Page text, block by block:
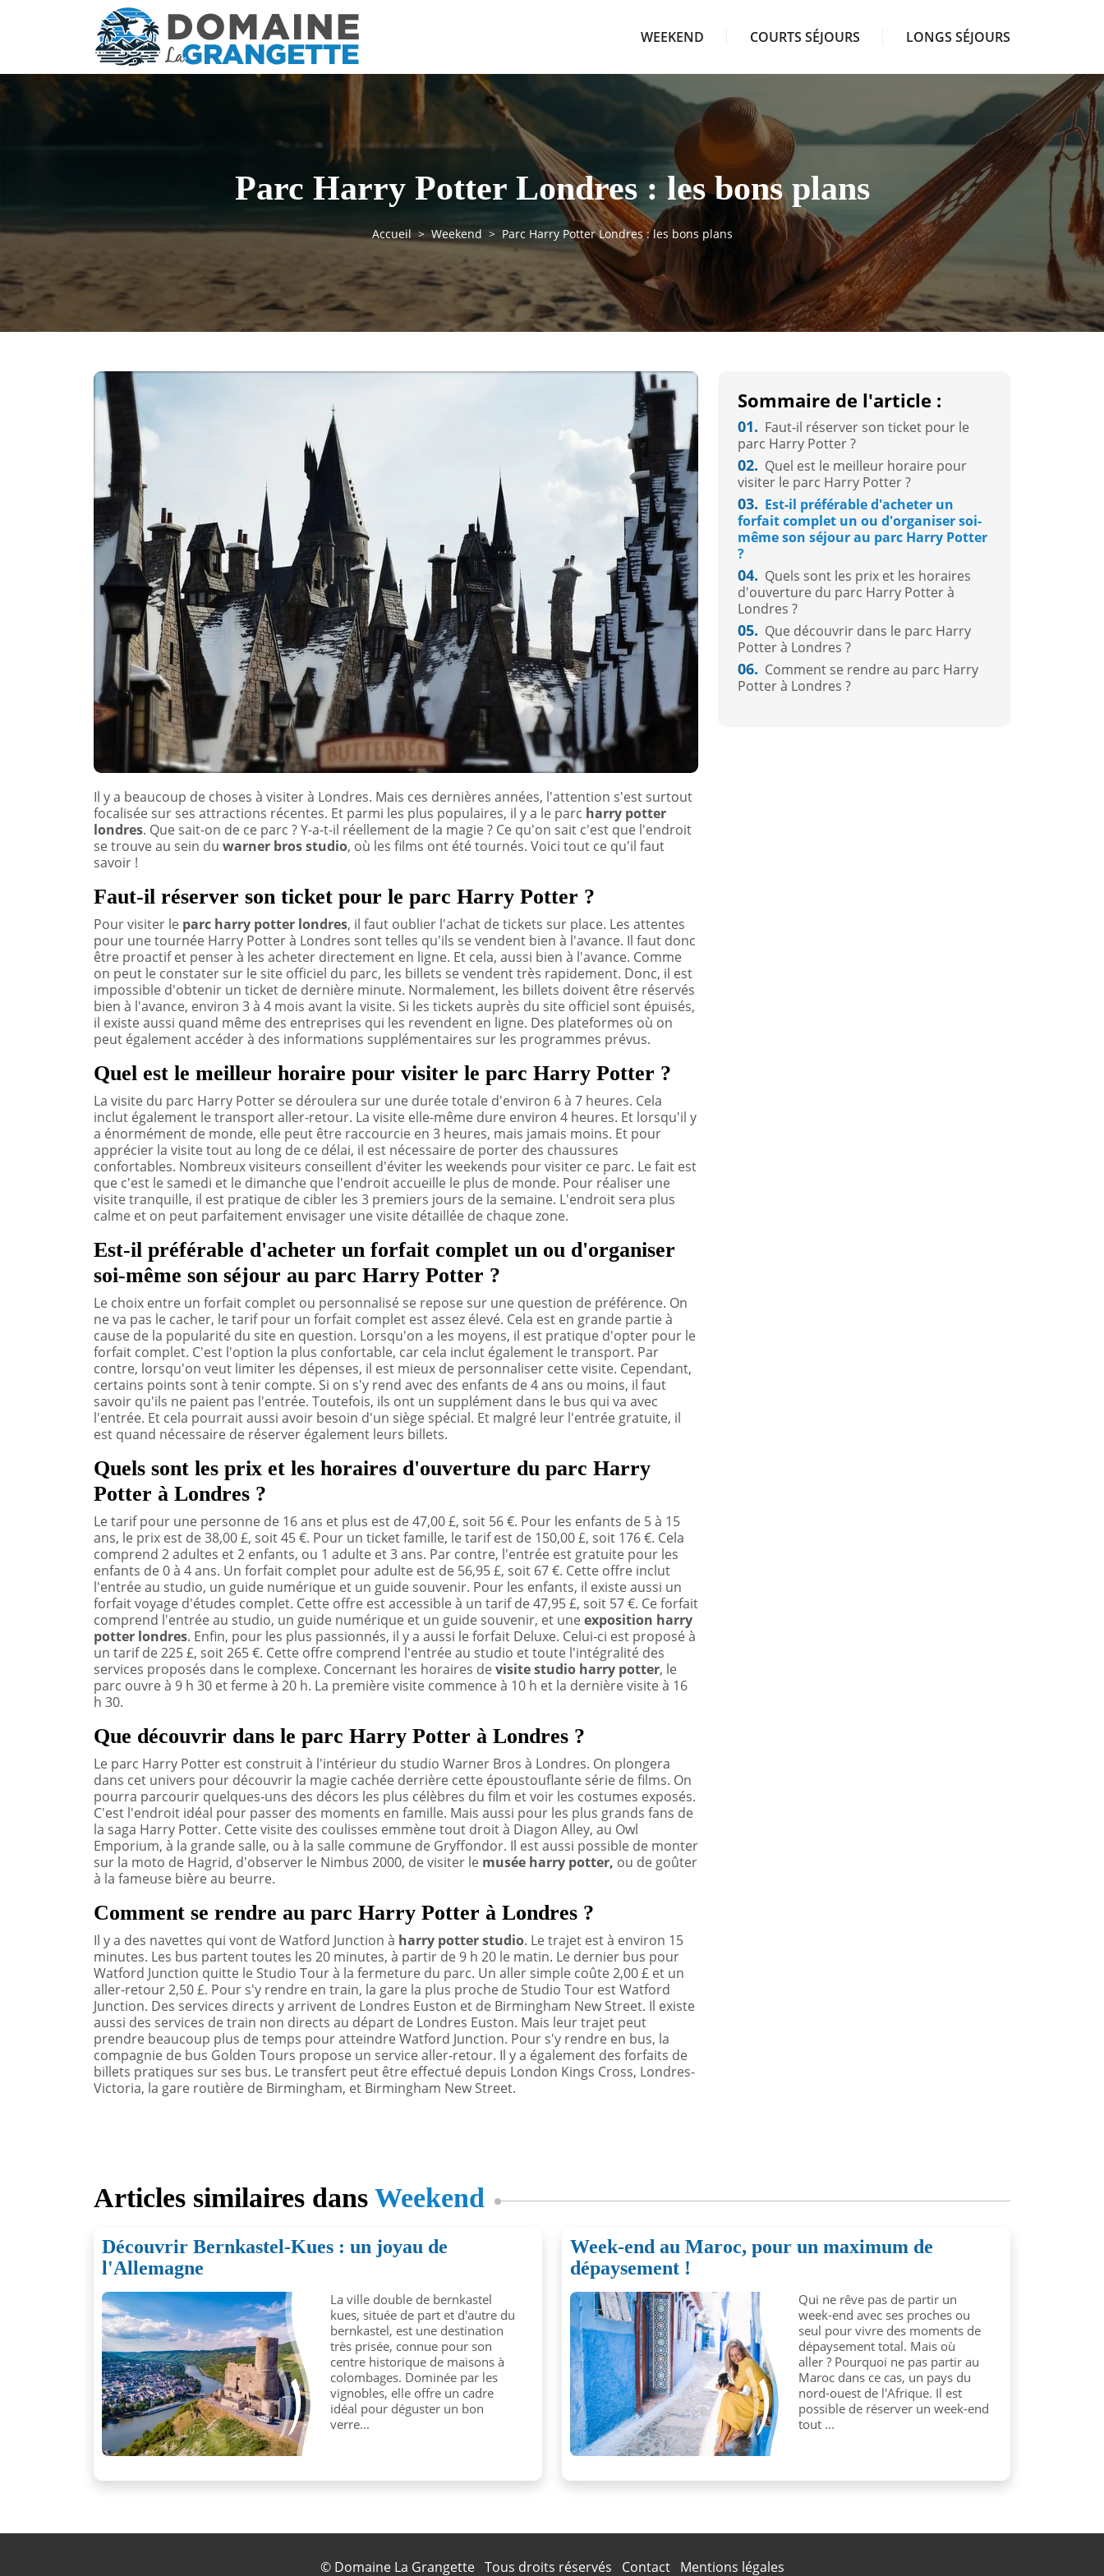
WEEKEND COURTS SÉJOURS LONGS SÉJOURS
Parc Harry Potter Londres : les bons plans
Accueil Weekend Parc Harry Potter Londres : les bons plans
Il y a beaucoup de choses à visiter à Londres. Mais ces dernières années, l'attention s'est surtout
focalisée sur ses attractions récentes. Et parmi les plus populaires, il y a le parc harry potter
londres. Que sait-on de ce parc ? Y-a-t-il réellement de la magie ? Ce qu'on sait c'est que l'endroit
se trouve au sein du warner bros studio, où les films ont été tournés. Voici tout ce qu'il faut
savoir !
Faut-il réserver son ticket pour le parc Harry Potter ?
Pour visiter le parc harry potter londres, il faut oublier l'achat de tickets sur place. Les attentes
pour une tournée Harry Potter à Londres sont telles qu'ils se vendent bien à l'avance. Il faut donc
être proactif et penser à les acheter directement en ligne. Et cela, aussi bien à l'avance. Comme
on peut le constater sur le site officiel du parc, les billets se vendent très rapidement. Donc, il est
impossible d'obtenir un ticket de dernière minute. Normalement, les billets doivent être réservés
bien à l'avance, environ 3 à 4 mois avant la visite. Si les tickets auprès du site officiel sont épuisés,
il existe aussi quand même des entreprises qui les revendent en ligne. Des plateformes où on
peut également accéder à des informations supplémentaires sur les programmes prévus.
Quel est le meilleur horaire pour visiter le parc Harry Potter ?
La visite du parc Harry Potter se déroulera sur une durée totale d'environ 6 à 7 heures. Cela
inclut également le transport aller-retour. La visite elle-même dure environ 4 heures. Et lorsqu'il y
a énormément de monde, elle peut être raccourcie en 3 heures, mais jamais moins. Et pour
apprécier la visite tout au long de ce délai, il est nécessaire de porter des chaussures
confortables. Nombreux visiteurs conseillent d'éviter les weekends pour visiter ce parc. Le fait est
que c'est le samedi et le dimanche que l'endroit accueille le plus de monde. Pour réaliser une
visite tranquille, il est pratique de cibler les 3 premiers jours de la semaine. L'endroit sera plus
calme et on peut parfaitement envisager une visite détaillée de chaque zone.
Est-il préférable d'acheter un forfait complet un ou d'organiser
soi-même son séjour au parc Harry Potter ?
Le choix entre un forfait complet ou personnalisé se repose sur une question de préférence. On
ne va pas le cacher, le tarif pour un forfait complet est assez élevé. Cela est en grande partie à
cause de la popularité du site en question. Lorsqu'on a les moyens, il est pratique d'opter pour le
forfait complet. C'est l'option la plus confortable, car cela inclut également le transport. Par
contre, lorsqu'on veut limiter les dépenses, il est mieux de personnaliser cette visite. Cependant,
certains points sont à tenir compte. Si on s'y rend avec des enfants de 4 ans ou moins, il faut
savoir qu'ils ne paient pas l'entrée. Toutefois, ils ont un supplément dans le bus qui va avec
l'entrée. Et cela pourrait aussi avoir besoin d'un siège spécial. Et malgré leur l'entrée gratuite, il
est quand nécessaire de réserver également leurs billets.
Quels sont les prix et les horaires d'ouverture du parc Harry
Potter à Londres ?
Le tarif pour une personne de 16 ans et plus est de 47,00 £, soit 56 €. Pour les enfants de 5 à 15
ans, le prix est de 38,00 £, soit 45 €. Pour un ticket famille, le tarif est de 150,00 £, soit 176 €. Cela
comprend 2 adultes et 2 enfants, ou 1 adulte et 3 ans. Par contre, l'entrée est gratuite pour les
enfants de 0 à 4 ans. Un forfait complet pour adulte est de 56,95 £, soit 67 €. Cette offre inclut
l'entrée au studio, un guide numérique et un guide souvenir. Pour les enfants, il existe aussi un
forfait voyage d'études complet. Cette offre est accessible à un tarif de 47,95 £, soit 57 €. Ce forfait
comprend l'entrée au studio, un guide numérique et un guide souvenir, et uneexposition harry
potter londres. Enfin, pour les plus passionnés, il y a aussi le forfait Deluxe. Celui-ci est proposé à
un tarif de 225 £, soit 265 €. Cette offre comprend l'entrée au studio et toute l'intégralité des
services proposés dans le complexe. Concernant les horaires devisite studio harry potter, le
parc ouvre à 9 h 30 et ferme à 20 h. La première visite commence à 10 h et la dernière visite à 16
h 30.
Que découvrir dans le parc Harry Potter à Londres ?
Le parc Harry Potter est construit à l'intérieur du studio Warner Bros à Londres. On plongera
dans cet univers pour découvrir la magie cachée derrière cette époustouflante série de films. On
pourra parcourir quelques-uns des décors les plus célèbres du film et voir les costumes exposés.
C'est l'endroit idéal pour passer des moments en famille. Mais aussi pour les plus grands fans de
la saga Harry Potter. Cette visite des coulisses emmène tout droit à Diagon Alley, au Owl
Emporium, à la grande salle, ou à la salle commune de Gryffondor. Il est aussi possible de monter
sur la moto de Hagrid, d'observer le Nimbus 2000, de visiter le musée harry potter, ou de goûter
à la fameuse bière au beurre.
Comment se rendre au parc Harry Potter à Londres ?
Il y a des navettes qui vont de Watford Junction à harry potter studio. Le trajet est à environ 15
minutes. Les bus partent toutes les 20 minutes, à partir de 9 h 20 le matin. Le dernier bus pour
Watford Junction quitte le Studio Tour à la fermeture du parc. Un aller simple coûte 2,00 £ et un
aller-retour 2,50 £. Pour s'y rendre en train, la gare la plus proche de Studio Tour est Watford
Junction. Des services directs y arrivent de Londres Euston et de Birmingham New Street. Il existe
aussi des services de train non directs au départ de Londres Euston. Mais leur trajet peut
prendre beaucoup plus de temps pour atteindre Watford Junction. Pour s'y rendre en bus, la
compagnie de bus Golden Tours propose un service aller-retour. Il y a également des forfaits de
billets pratiques sur ses bus. Le transfert peut être effectué depuis London Kings Cross, Londres-
Victoria, la gare routière de Birmingham, et Birmingham New Street.
Sommaire de l'article :
01. Faut-il réserver son ticket pour le
parc Harry Potter ?
02. Quel est le meilleur horaire pour
visiter le parc Harry Potter ?
03. Est-il préférable d'acheter un
forfait complet un ou d'organiser soi-
même son séjour au parc Harry Potter
?
04. Quels sont les prix et les horaires
d'ouverture du parc Harry Potter à
Londres ?
05. Que découvrir dans le parc Harry
Potter à Londres ?
06. Comment se rendre au parc Harry
Potter à Londres ?
Articles similaires dans Weekend
Découvrir Bernkastel-Kues : un joyau de
l'Allemagne
La ville double de bernkastel
kues, située de part et d'autre du
bernkastel, est une destination
très prisée, connue pour son
centre historique de maisons à
colombages. Dominée par les
vignobles, elle offre un cadre
idéal pour déguster un bon
verre...
Week-end au Maroc, pour un maximum de
dépaysement !
Qui ne rêve pas de partir un
week-end avec ses proches ou
seul pour vivre des moments de
dépaysement total. Mais où
aller ? Pourquoi ne pas partir au
Maroc dans ce cas, un pays du
nord-ouest de l'Afrique. Il est
possible de réserver un week-end
tout ...
© Domaine La Grangette Tous droits réservés Contact Mentions légales